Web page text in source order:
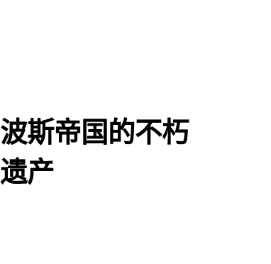
波斯帝国的不朽
遗产